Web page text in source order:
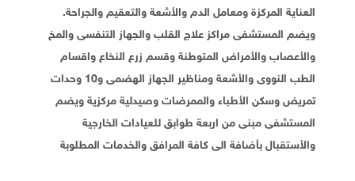
العناية المركزة ومعامل الدم والأشعة والتعقيم والجراحة.
ويضم المستشفى مراكز علاج القلب والجهاز التنفسى والمخ
والأعصاب والأمراض المتوطنة وقسم زرع النخاع واقسام
الطب النووى والأشعة ومناظير الجهاز الهضمى و10 وحدات
تمريض وسكن الأطباء والممرضات وصيدلية مركزية ويضم
المستشفى مبنى من اربعة طوابق للعيادات الخارجية
والأستقبال بأضافة الى كافة المرافق والخدمات المطلوبة